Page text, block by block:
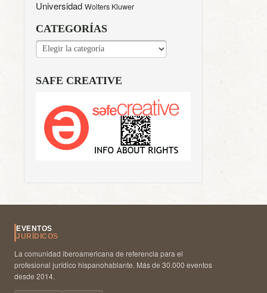
Universidad Wolters Kluwer
CATEGORÍAS
CATEGORÍAS
SAFE CREATIVE
EVENTOS
JURÍDICOS
La comunidad iberoamericana de referencia para el
profesional jurídico hispanohablante. Más de 30.000 eventos
desde 2014.